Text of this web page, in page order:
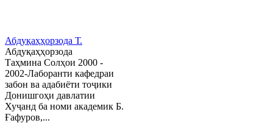
Абдуқаҳҳорзода Т.
Абдуқаҳҳорзода
Таҳмина Солҳои 2000 -
2002-Лаборанти кафедраи
забон ва адабиёти тоҷики
Донишгоҳи давлатии
Хуҷанд ба номи академик Б.
Ғафуров,...